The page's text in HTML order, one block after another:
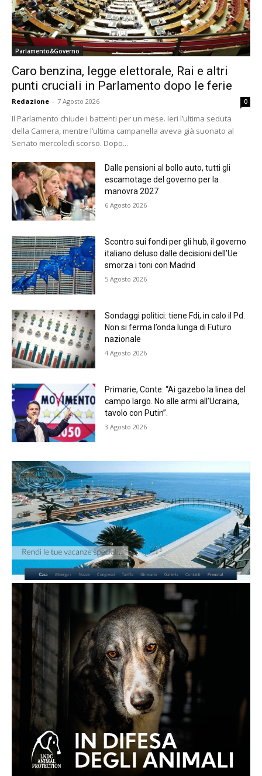
Parlamento&Governo
Caro benzina, legge elettorale, Rai e altri
punti cruciali in Parlamento dopo le ferie
Redazione - 7 Agosto 2026 0
Il Parlamento chiude i battenti per un mese. Ieri l’ultima seduta
della Camera, mentre l’ultima campanella aveva già suonato al
Senato mercoledì scorso. Dopo...
Dalle pensioni al bollo auto, tutti gli
escamotage del governo per la
manovra 2027
6 Agosto 2026
Scontro sui fondi per gli hub, il governo
italiano deluso dalle decisioni dell’Ue
smorza i toni con Madrid
5 Agosto 2026
Sondaggi politici: tiene Fdi, in calo il Pd.
Non si ferma l’onda lunga di Futuro
nazionale
4 Agosto 2026
Primarie, Conte: “Ai gazebo la linea del
campo largo. No alle armi all’Ucraina,
tavolo con Putin”.
3 Agosto 2026